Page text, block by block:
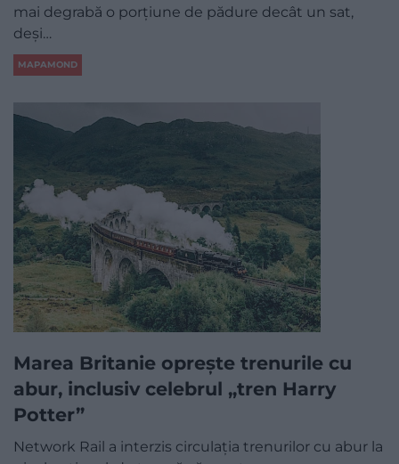
mai degrabă o porțiune de pădure decât un sat,
deși…
MAPAMOND
Marea Britanie oprește trenurile cu
abur, inclusiv celebrul „tren Harry
Potter”
Network Rail a interzis circulația trenurilor cu abur la